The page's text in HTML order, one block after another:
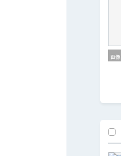
画像